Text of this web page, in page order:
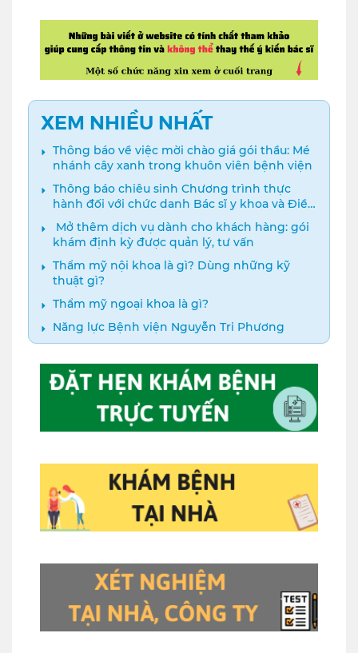
XEM NHIỀU NHẤT
Thông báo về việc mời chào giá gói thầu: Mé
nhánh cây xanh trong khuôn viên bệnh viện
Thông báo chiêu sinh Chương trình thực
hành đối với chức danh Bác sĩ y khoa và Điều
dưỡng năm 2024
️ Mở thêm dịch vụ dành cho khách hàng: gói
khám định kỳ được quản lý, tư vấn
Thẩm mỹ nội khoa là gì? Dùng những kỹ
thuật gì?
Thẩm mỹ ngoại khoa là gì?
Năng lực Bệnh viện Nguyễn Tri Phương